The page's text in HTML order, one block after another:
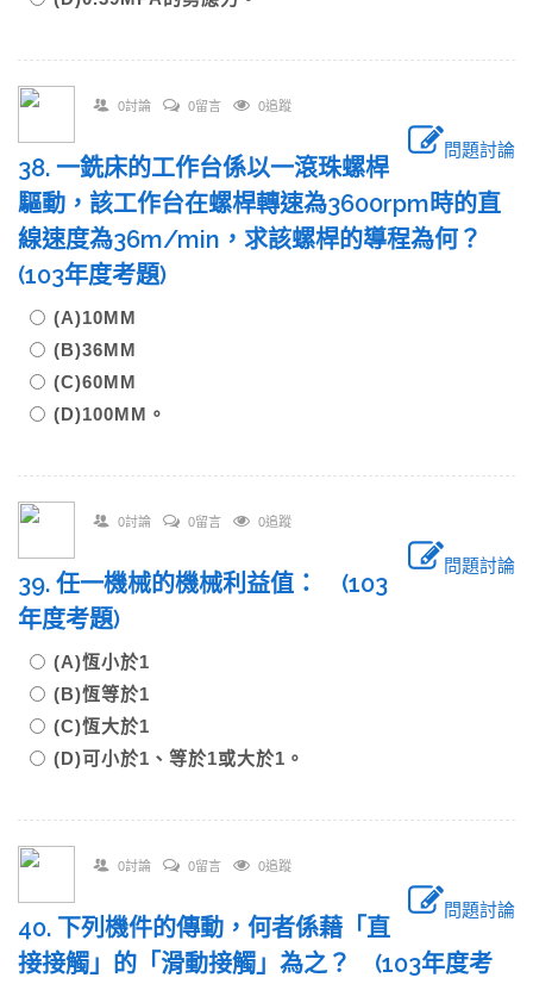
0討論 0留言 0追蹤
問題討論
38. 一銑床的工作台係以一滾珠螺桿
驅動，該工作台在螺桿轉速為3600rpm時的直
線速度為36m/min，求該螺桿的導程為何？
(103年度考題)
(A)10MM
(B)36MM
(C)60MM
(D)100MM。
0討論 0留言 0追蹤
問題討論
39. 任一機械的機械利益值： (103
年度考題)
(A)恆小於1
(B)恆等於1
(C)恆大於1
(D)可小於1、等於1或大於1。
0討論 0留言 0追蹤
問題討論
40. 下列機件的傳動，何者係藉「直
接接觸」的「滑動接觸」為之？ (103年度考